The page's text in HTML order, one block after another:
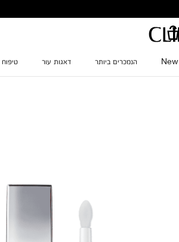
New הנמכרים ביותר דאגות עור